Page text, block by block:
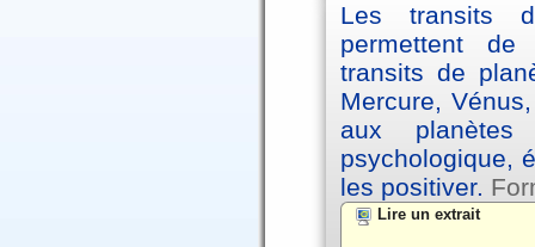
Les transits
permettent de
transits de
Mercure,
aux
psychologique,
les positiver.
Lire un extrait